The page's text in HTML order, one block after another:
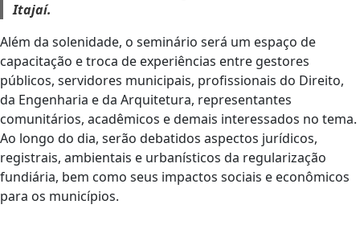
Itajaí.
Além da solenidade, o seminário será um espaço de
capacitação e troca de experiências entre gestores
públicos, servidores municipais, profissionais do Direito,
da Engenharia e da Arquitetura, representantes
comunitários, acadêmicos e demais interessados no tema.
Ao longo do dia, serão debatidos aspectos jurídicos,
registrais, ambientais e urbanísticos da regularização
fundiária, bem como seus impactos sociais e econômicos
para os municípios.